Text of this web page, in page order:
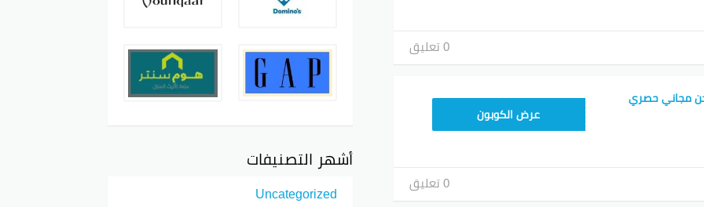
0 تعليق
مجاني حصري
HD253عرض الكوبون
0 تعليق
أشهر التصنيفات
Uncategorized